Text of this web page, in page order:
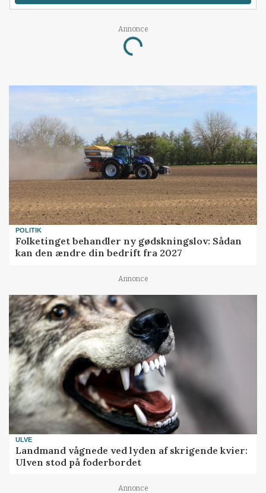
Annonce
Loading...
POLITIK
Folketinget behandler ny gødskningslov: Sådan
kan den ændre din bedrift fra 2027
Annonce
ULVE
Landmand vågnede ved lyden af skrigende kvier:
Ulven stod på foderbordet
Annonce